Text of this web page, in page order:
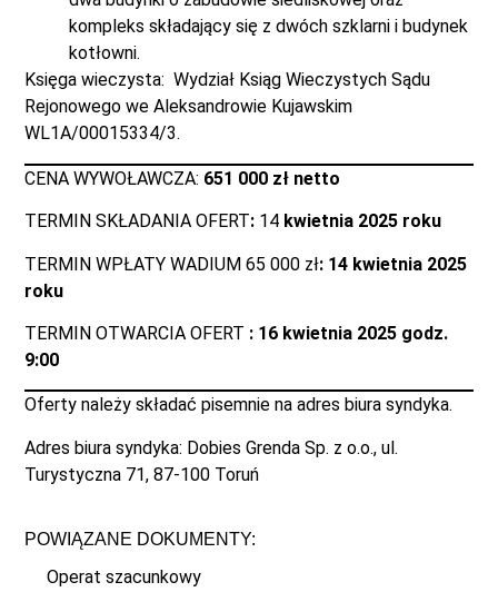
kompleks składający się z dwóch szklarni i budynek
kotłowni.
Księga wieczysta: Wydział Ksiąg Wieczystych Sądu
Rejonowego we Aleksandrowie Kujawskim
WL1A/00015334/3.
CENA WYWOŁAWCZA: 651 000 zł netto
TERMIN SKŁADANIA OFERT: 14 kwietnia 2025 roku
TERMIN WPŁATY WADIUM 65 000 zł: 14 kwietnia 2025
roku
TERMIN OTWARCIA OFERT : 16 kwietnia 2025 godz.
9:00
Oferty należy składać pisemnie na adres biura syndyka.
Adres biura syndyka: Dobies Grenda Sp. z o.o., ul.
Turystyczna 71, 87-100 Toruń
POWIĄZANE DOKUMENTY:
Operat szacunkowy